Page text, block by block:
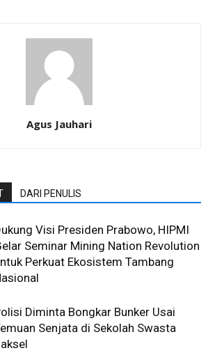
Agus Jauhari
DARI PENULIS
Visi Presiden Prabowo, HIPMI
Seminar Mining Nation Revolution
Perkuat Ekosistem Tambang
Diminta Bongkar Bunker Usai
Senjata di Sekolah Swasta